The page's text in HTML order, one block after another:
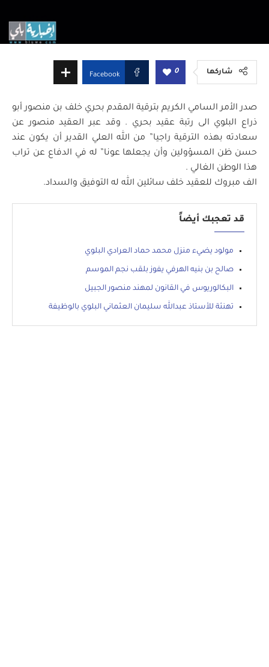
شاركها 0
Facebook
صدر الأمر السامي الكريم بترقية المقدم بحري خلف بن منصور أبو
ذراع البلوي الى رتبة عقيد بحري . وقد عبر العقيد منصور عن
سعادته بهذه الترقية راجيا” من الله العلي القدير أن يكون عند
حسن ظن المسؤولين وأن يجعلها عونا” له في الدفاع عن تراب
هذا الوطن الغالي .
الف مبروك للعقيد خلف سائلين الله له التوفيق والسداد.
قد تعجبك أيضاً
مولود يضيء منزل محمد حماد العرادي البلوي
صالح بن بنيه الهرفي يفوز بلقب نجم الموسم
البكالوريوس في القانون لمهند منصور الجبيل
تهنئة للأستاذ عبدالله سليمان العثماني البلوي بالوظيفة